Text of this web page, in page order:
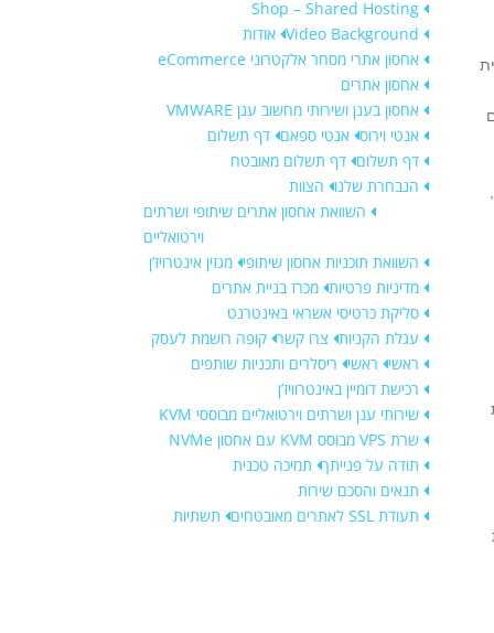
Shop – Shared Hosting
Video Background אודות
אחסון אתרי מסחר אלקטרוני eCommerce
אחסון אתרים
אחסון בענן ושירותי מחשוב ענן VMWARE
אנטי וירוס אנטי ספאם דף תשלום
דף תשלום דף תשלום מאובטח
הנבחרת שלנו הצוות
השוואת אחסון אתרים שיתופי ושרתים
וירטואליים
השוואת תוכניות אחסון שיתופי מגזין אינטרויז’ן
מדיניות פרטיות מכרז בניית אתרים
סליקת כרטיסי אשראי באינטרנט
עגלת הקניות צרו קשר קופה רושמת לעסק
ראשי ראשי ריסלרים ותכניות שותפים
רכישת דומיין באינטרוויז’ן
שירותי ענן ושרתים וירטואליים מבוססי KVM
שרת VPS מבוסס KVM עם אחסון NVMe
תודה על פנייתך תמיכה טכנית
תנאים והסכם שירות
תעודת SSL לאתרים מאובטחים
תשתיות